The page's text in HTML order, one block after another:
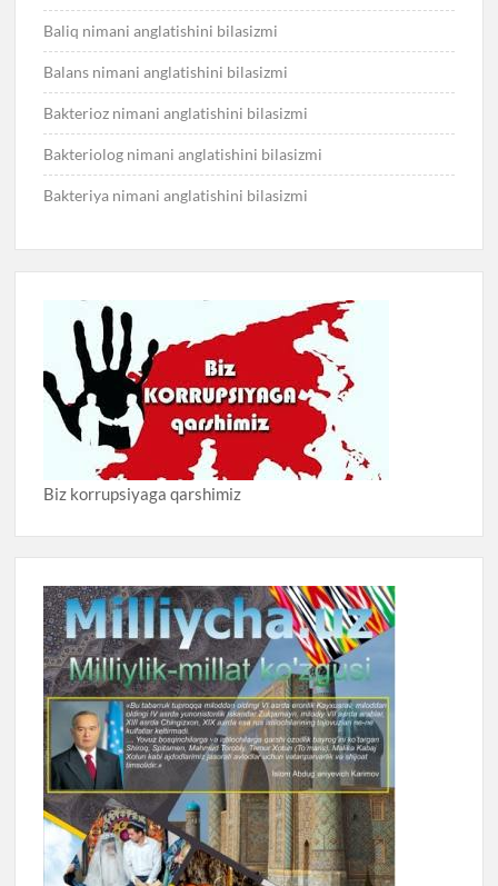
Baliq nimani anglatishini bilasizmi
Balans nimani anglatishini bilasizmi
Bakterioz nimani anglatishini bilasizmi
Bakteriolog nimani anglatishini bilasizmi
Bakteriya nimani anglatishini bilasizmi
Biz korrupsiyaga qarshimiz